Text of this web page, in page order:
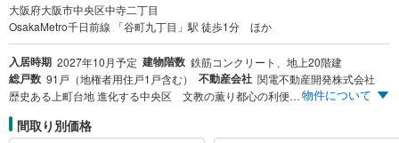
大阪府大阪市中央区中寺二丁目
OsakaMetro千日前線 「谷町九丁目」駅 徒歩1分 ほか
入居時期 2027年10月予定 建物階数 鉄筋コンクリート、地上20階建
総戸数 91戸（地権者用住戸1戸含む） 不動産会社 関電不動産開発株式会社
歴史ある上町台地 進化する中央区 文教の薫り都心の利便 上本町に息づく理想の暮らし 中央区×駅徒歩1分 OsakaMetro“駅上”レジデンス物件について
間取り別価格